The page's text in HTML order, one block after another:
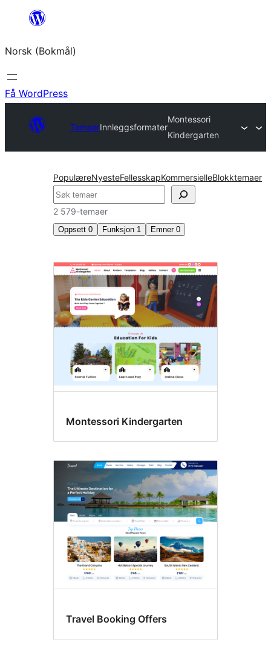
Hopp
innhold
Norsk (Bokmål)
Få WordPress
TemaerInnleggsformater
Montessori
Kindergarten
PopulæreNyesteFellesskapKommersielleBlokktemaer
Søk
2 579-temaer
Oppsett 0 Funksjon 1 Emner 0
Innleggsformater
Montessori Kindergarten
Travel Booking Offers